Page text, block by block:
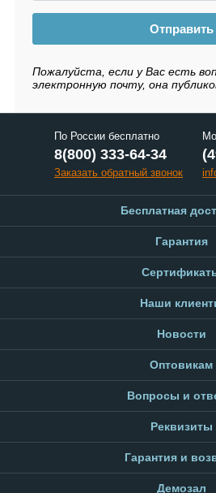
Отправить
Пожалуйста, если у Вас есть
электронную почту, она
По России бесплатно
8(800) 333-64-34
Заказать обратный звонок
Бесплатная
Гарантия
Наши
Новости
Оптовикам
Вопросы и
Реквизиты
Гарантия и
Демозал